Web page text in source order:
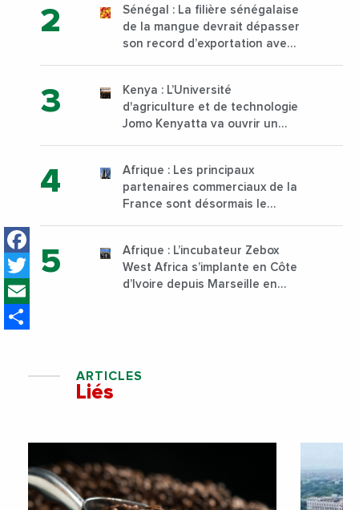
Facebook
Twitter
Sénégal : La filière sénégalaise
de la mangue devrait dépasser
son record d’exportation avec
Kenya : L’Université
d'agriculture et de technologie
Jomo Kenyatta va ouvrir un
sur son campus de Karen à
Nairobi dès janvier 2023
Afrique : Les principaux
partenaires commerciaux de la
France sont désormais le
Afrique : L’incubateur Zebox
West Africa s’implante en Côte
d’Ivoire depuis Marseille en
ARTICLES
Liés